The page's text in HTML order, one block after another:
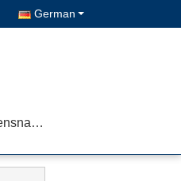
German
Unternehmensnachrichten